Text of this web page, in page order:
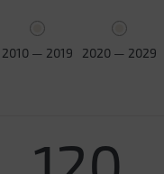
2010 — 2019 2020 — 2029